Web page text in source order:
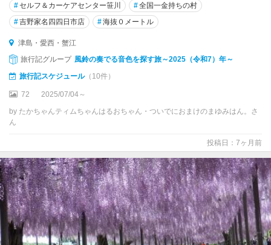
#セルフ＆カーケアセンター笹川 #全国一金持ちの村
#吉野家名四四日市店 #海抜０メートル
津島・愛西・蟹江
旅行記グループ 風鈴の奏でる音色を探す旅～2025（令和7）年～
旅行記スケジュール（10件）
72
2025/07/04～
by たかちゃんティムちゃんはるおちゃん・ついでにおまけのまゆみはん。さ
ん
投稿日：7ヶ月前